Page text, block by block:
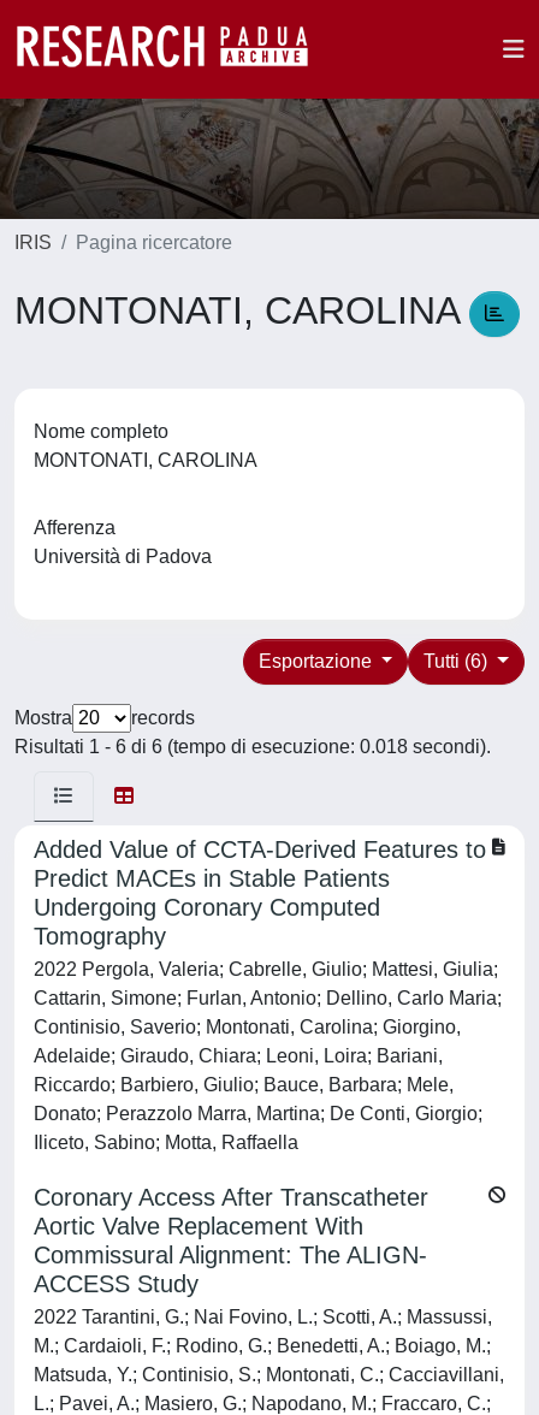
IRIS Pagina ricercatore
MONTONATI, CAROLINA
Nome completo
MONTONATI, CAROLINA
Afferenza
Università di Padova
Tutti (6)
Esportazione
Mostra
records
Risultati 1 - 6 di 6 (tempo di esecuzione: 0.018 secondi).
Added Value of CCTA-Derived Features to
Predict MACEs in Stable Patients
Undergoing Coronary Computed
Tomography
2022 Pergola, Valeria; Cabrelle, Giulio; Mattesi, Giulia;
Cattarin, Simone; Furlan, Antonio; Dellino, Carlo Maria;
Continisio, Saverio; Montonati, Carolina; Giorgino,
Adelaide; Giraudo, Chiara; Leoni, Loira; Bariani,
Riccardo; Barbiero, Giulio; Bauce, Barbara; Mele,
Donato; Perazzolo Marra, Martina; De Conti, Giorgio;
Iliceto, Sabino; Motta, Raffaella
Coronary Access After Transcatheter
Aortic Valve Replacement With
Commissural Alignment: The ALIGN-
ACCESS Study
2022 Tarantini, G.; Nai Fovino, L.; Scotti, A.; Massussi,
M.; Cardaioli, F.; Rodino, G.; Benedetti, A.; Boiago, M.;
Matsuda, Y.; Continisio, S.; Montonati, C.; Cacciavillani,
L.; Pavei, A.; Masiero, G.; Napodano, M.; Fraccaro, C.;